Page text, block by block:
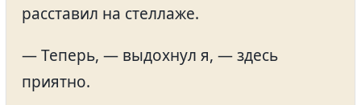
расставил на стеллаже.
— Теперь, — выдохнул я, — здесь
приятно.